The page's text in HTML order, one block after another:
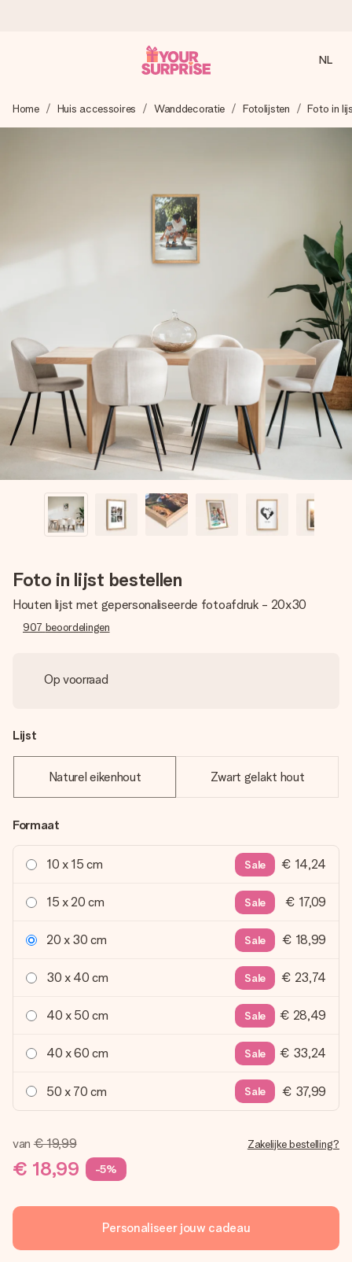
We maken jouw cadeau met zorg en zorgen dat het
razendsnel onderweg is - zodat jij kunt geven op precies
4,8 (gebaseerd op +8.000 reviews)
Onze cadeaus worden gewaardeerd. Klanten beoordelen
ons met een 4,7 op Google Reviews
Je maakt in een paar stappen iets unieks – met haar naam,
jullie foto of een boodschap die raakt. Zonder gedoe, maar
met alle aandacht voor het moment.
NL
Home Huis accessoires Wanddecoratie Fotolijsten Foto in
Foto in lijst bestellen
Houten lijst met gepersonaliseerde fotoafdruk - 20x30
907 beoordelingen
Op voorraad
Lijst
Naturel eikenhout Zwart gelakt hout
Formaat
10 x 15 cm Sale € 14,24
15 x 20 cm Sale € 17,09
20 x 30 cm Sale € 18,99
30 x 40 cm Sale € 23,74
40 x 50 cm Sale € 28,49
40 x 60 cm Sale € 33,24
50 x 70 cm Sale € 37,99
van € 19,99
€ 18,99 -5%
Zakelijke bestelling?
Personaliseer jouw cadeau